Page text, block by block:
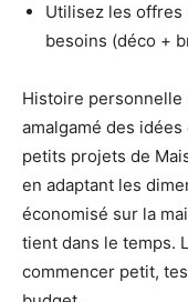
Utilisez les offres
besoins (déco +
Histoire personnelle
amalgamé des
petits projets de
en adaptant les
économisé sur la
tient dans le temps.
commencer petit,